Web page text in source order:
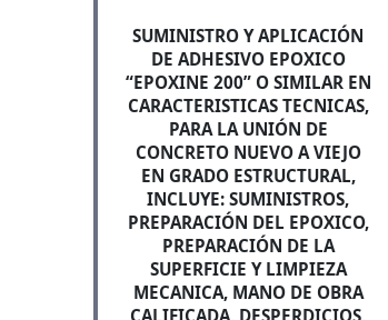
SUMINISTRO Y APLICACIÓN
DE ADHESIVO EPOXICO
“EPOXINE 200” O SIMILAR EN
CARACTERISTICAS TECNICAS,
PARA LA UNIÓN DE
CONCRETO NUEVO A VIEJO
EN GRADO ESTRUCTURAL,
INCLUYE: SUMINISTROS,
PREPARACIÓN DEL EPOXICO,
PREPARACIÓN DE LA
SUPERFICIE Y LIMPIEZA
MECANICA, MANO DE OBRA
CALIFICADA, DESPERDICIOS,